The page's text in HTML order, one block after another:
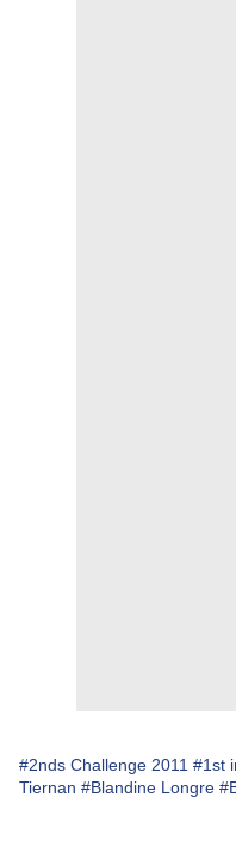
#2nds Challenge 2011 #1st
Tiernan #Blandine Longre